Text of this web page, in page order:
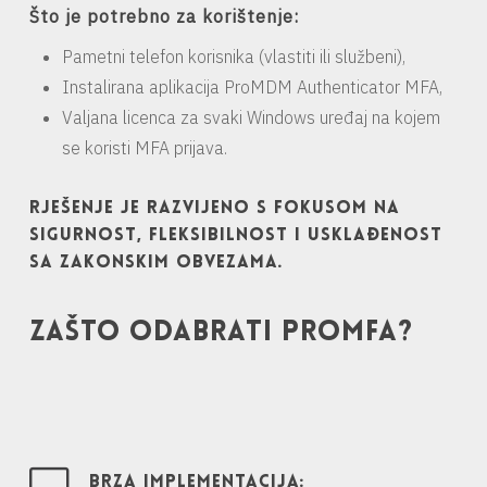
Što je potrebno za korištenje:
Pametni telefon korisnika (vlastiti ili službeni),
Instalirana aplikacija ProMDM Authenticator MFA,
Valjana licenca za svaki Windows uređaj na kojem
se koristi MFA prijava.
Rješenje je razvijeno s fokusom na
sigurnost, fleksibilnost i usklađenost
sa zakonskim obvezama.
ZAŠTO ODABRATI PROMFA?
BRZA IMPLEMENTACIJA: